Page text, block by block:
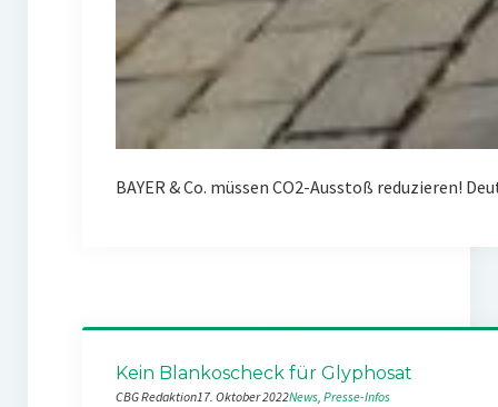
BAYER & Co. müssen CO2-Ausstoß reduzieren!
Kein Blankoscheck für Glyphosat
CBG Redaktion17. Oktober 2022News, Presse-Infos